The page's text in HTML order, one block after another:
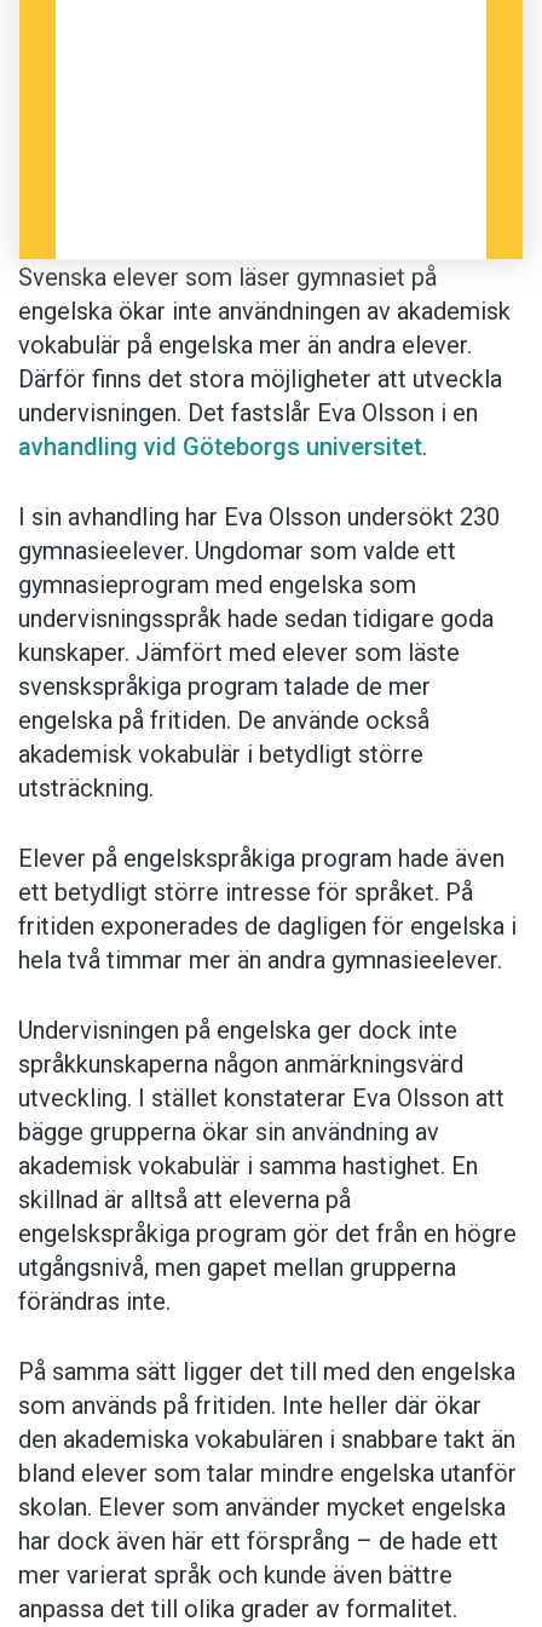
Svenska elever som läser gymnasiet på
engelska ökar inte användningen av akademisk
vokabulär på engelska mer än andra elever.
Därför finns det stora möjligheter att utveckla
undervisningen. Det fastslår Eva Olsson i en
avhandling vid Göteborgs universitet.
I sin avhandling har Eva Olsson undersökt 230
gymnasieelever. Ungdomar som valde ett
gymnasieprogram med engelska som
undervisningsspråk hade sedan tidigare goda
kunskaper. Jämfört med elever som läste
svenskspråkiga program talade de mer
engelska på fritiden. De använde också
akademisk vokabulär i betydligt större
utsträckning.
Elever på engelskspråkiga program hade även
ett betydligt större intresse för språket. På
fritiden exponerades de dagligen för engelska i
hela två timmar mer än andra gymnasieelever.
Undervisningen på engelska ger dock inte
språkkunskaperna någon anmärkningsvärd
utveckling. I stället konstaterar Eva Olsson att
bägge grupperna ökar sin användning av
akademisk vokabulär i samma hastighet. En
skillnad är alltså att eleverna på
engelskspråkiga program gör det från en högre
utgångsnivå, men gapet mellan grupperna
förändras inte.
På samma sätt ligger det till med den engelska
som används på fritiden. Inte heller där ökar
den akademiska vokabulären i snabbare takt än
bland elever som talar mindre engelska utanför
skolan. Elever som använder mycket engelska
har dock även här ett försprång – de hade ett
mer varierat språk och kunde även bättre
anpassa det till olika grader av formalitet.